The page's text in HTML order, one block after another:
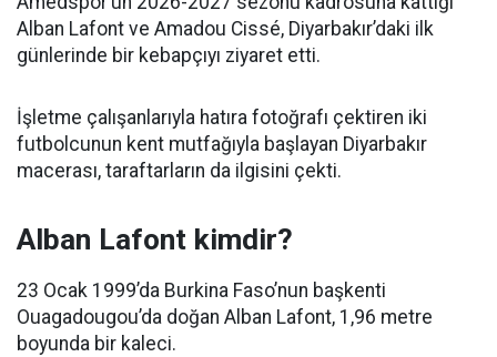
Alban Lafont ve Amadou Cissé, Diyarbakır’daki ilk
günlerinde bir kebapçıyı ziyaret etti.
İşletme çalışanlarıyla hatıra fotoğrafı çektiren iki
futbolcunun kent mutfağıyla başlayan Diyarbakır
macerası, taraftarların da ilgisini çekti.
Alban Lafont kimdir?
23 Ocak 1999’da Burkina Faso’nun başkenti
Ouagadougou’da doğan Alban Lafont, 1,96 metre
boyunda bir kaleci.